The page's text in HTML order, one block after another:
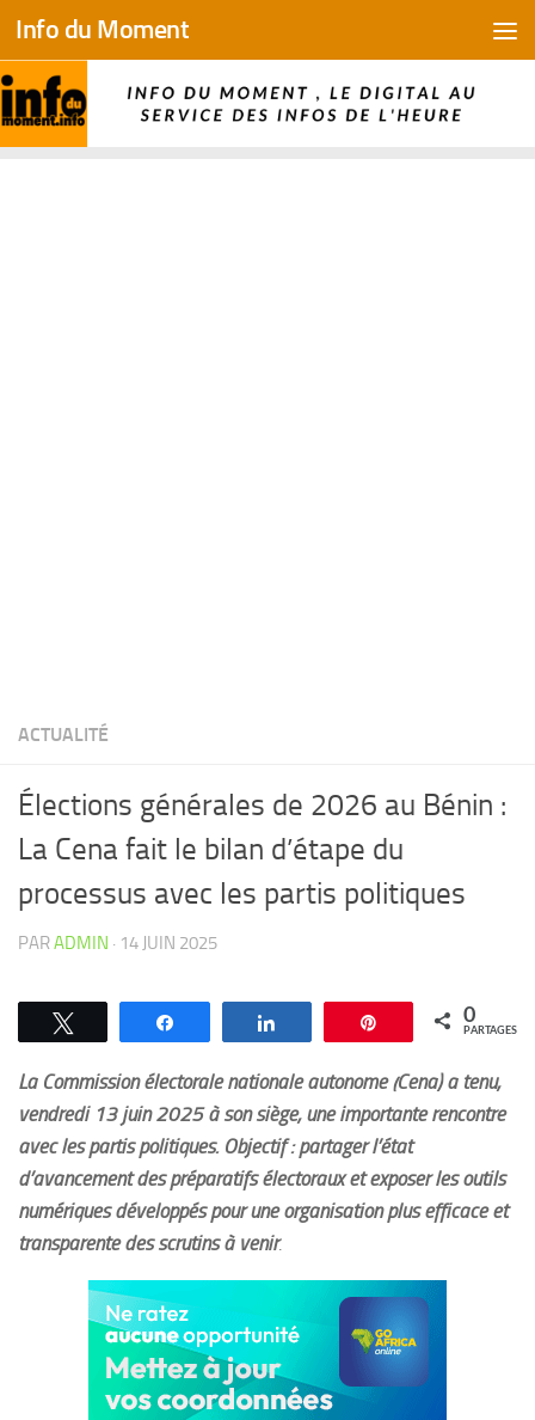
Skip to content
Info du Moment
ACTUALITÉ
Élections générales de 2026 au Bénin :
La Cena fait le bilan d’étape du
processus avec les partis politiques
PARADMIN · 14 JUIN 2025
Épingle 0
PARTAGES
La Commission électorale nationale autonome (Cena) a tenu,
vendredi 13 juin 2025 à son siège, une importante rencontre
avec les partis politiques. Objectif : partager l’état
d’avancement des préparatifs électoraux et exposer les outils
numériques développés pour une organisation plus efficace et
transparente des scrutins à venir.